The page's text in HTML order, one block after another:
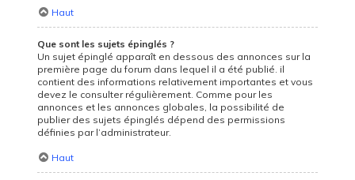
Haut
Que sont les sujets épinglés ?
Un sujet épinglé apparaît en dessous des annonces sur la
première page du forum dans lequel il a été publié. il
contient des informations relativement importantes et vous
devez le consulter régulièrement. Comme pour les
annonces et les annonces globales, la possibilité de
publier des sujets épinglés dépend des permissions
définies par l’administrateur.
Haut